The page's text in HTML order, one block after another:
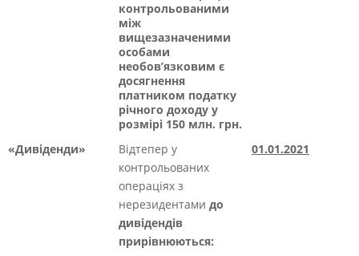
контрольованими
між
вищезазначеними
особами
необов’язковим є
досягнення
платником податку
річного доходу у
розмірі 150 млн. грн.
«Дивіденди»
Відтепер у
контрольованих
операціях з
нерезидентами до
дивідендів
прирівнюються:
01.01.2021